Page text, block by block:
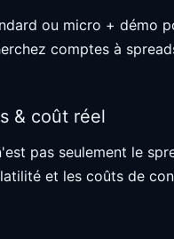
ou micro + démo
comptes à
& coût réel
pas seulement le
et les coûts de